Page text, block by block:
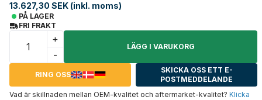
13.627,30 SEK (inkl. moms)
PÅ LAGER
FRI FRAKT
+
-
LÄGG I VARUKORG
RING OSS
SKICKA OSS ETT E-
POSTMEDDELANDE
Vad är skillnaden mellan OEM-kvalitet och aftermarket-kvalitet? Klicka